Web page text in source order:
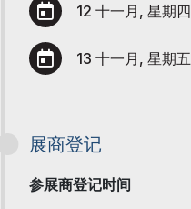
12 十一月, 星期四
13 十一月, 星期五
展商登记
参展商登记时间